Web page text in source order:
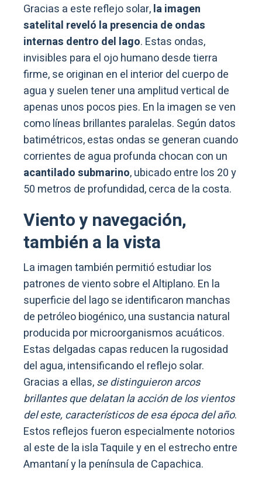
Gracias a este reflejo solar,la imagen
satelital reveló la presencia de ondas
internas dentro del lago. Estas ondas,
invisibles para el ojo humano desde tierra
firme, se originan en el interior del cuerpo de
agua y suelen tener una amplitud vertical de
apenas unos pocos pies. En la imagen se ven
como líneas brillantes paralelas. Según datos
batimétricos, estas ondas se generan cuando
corrientes de agua profunda chocan con un
acantilado submarino, ubicado entre los 20 y
50 metros de profundidad, cerca de la costa.
Viento y navegación,
también a la vista
La imagen también permitió estudiar los
patrones de viento sobre el Altiplano. En la
superficie del lago se identificaron manchas
de petróleo biogénico, una sustancia natural
producida por microorganismos acuáticos.
Estas delgadas capas reducen la rugosidad
del agua, intensificando el reflejo solar.
Gracias a ellas,se distinguieron arcos
brillantes que delatan la acción de los vientos
del este, característicos de esa época del año.
Estos reflejos fueron especialmente notorios
al este de la isla Taquile y en el estrecho entre
Amantaní y la península de Capachica.